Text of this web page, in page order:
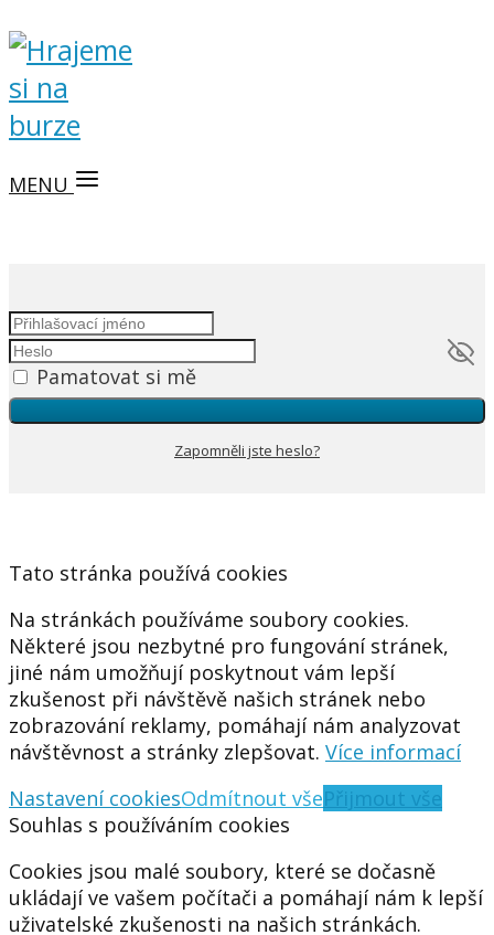
MENU
Pamatovat si mě
Zapomněli jste heslo?
Tato stránka používá cookies
Na stránkách používáme soubory cookies.
Některé jsou nezbytné pro fungování stránek,
jiné nám umožňují poskytnout vám lepší
zkušenost při návštěvě našich stránek nebo
zobrazování reklamy, pomáhají nám analyzovat
návštěvnost a stránky zlepšovat. Více informací
Nastavení cookiesOdmítnout všePřijmout vše
Souhlas s používáním cookies
Cookies jsou malé soubory, které se dočasně
ukládají ve vašem počítači a pomáhají nám k lepší
uživatelské zkušenosti na našich stránkách.